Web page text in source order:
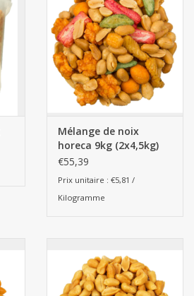
Mélange de noix
horeca 9kg (2x4,5kg)
€55,39
Prix unitaire : €5,81 /
Kilogramme